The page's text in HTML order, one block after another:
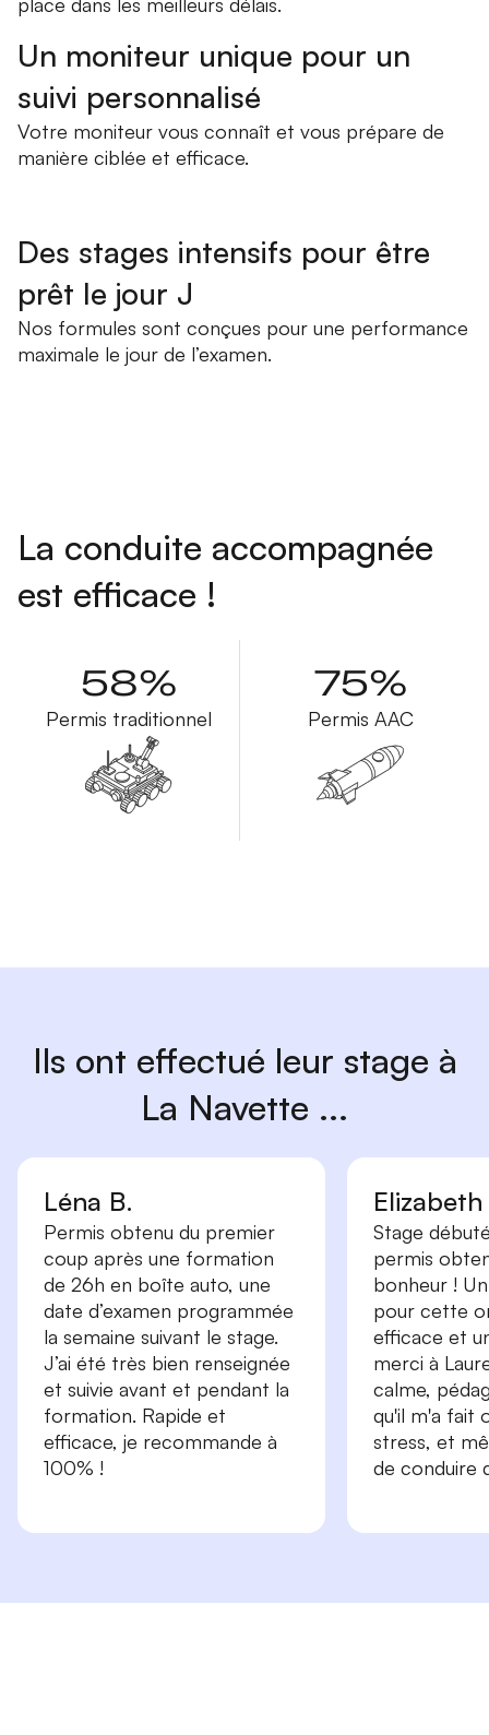
Un moniteur unique pour un
suivi personnalisé
Votre moniteur vous connaît et vous prépare de
manière ciblée et efficace.
Des stages intensifs pour être
prêt le jour J
Nos formules sont conçues pour une performance
maximale le jour de l’examen.
La conduite accompagnée
est efficace !
58%
Permis traditionnel
75%
Permis AAC
Ils ont effectué leur stage à
La Navette ...
Léna B.
Permis obtenu du premier
coup après une formation
de 26h en boîte auto, une
date d’examen programmée
la semaine suivant le stage.
J’ai été très bien renseignée
et suivie avant et pendant la
formation. Rapide et
efficace, je recommande à
100% !
Elizabeth
Stage
permis
bonheur !
pour cette
efficace et
merci à
calme,
qu'il m'a fait
stress, et
de conduire